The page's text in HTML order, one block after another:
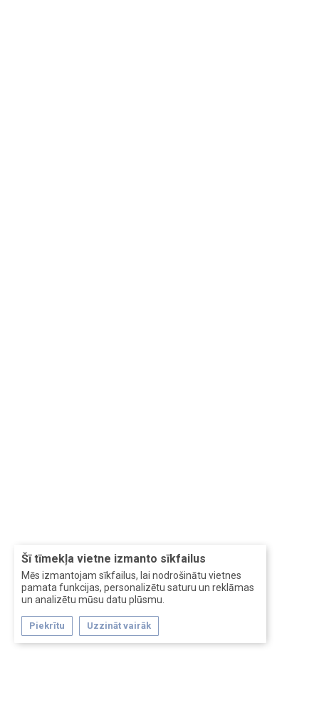
Šī tīmekļa vietne izmanto sīkfailus
Mēs izmantojam sīkfailus, lai nodrošinātu vietnes
pamata funkcijas, personalizētu saturu un reklāmas
un analizētu mūsu datu plūsmu.
Piekrītu Uzzināt vairāk